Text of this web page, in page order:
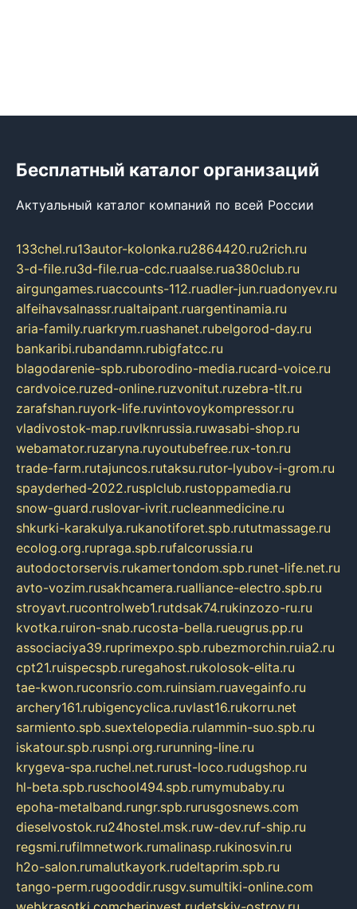
Бесплатный каталог организаций
Актуальный каталог компаний по всей России
133chel.ru13autor-kolonka.ru2864420.ru2rich.ru
3-d-file.ru3d-file.rua-cdc.ruaalse.rua380club.ru
airgungames.ruaccounts-112.ruadler-jun.ruadonyev.ru
alfeihavsalnassr.rualtaipant.ruargentinamia.ru
aria-family.ruarkrym.ruashanet.rubelgorod-day.ru
bankaribi.rubandamn.rubigfatcc.ru
blagodarenie-spb.ruborodino-media.rucard-voice.ru
cardvoice.ruzed-online.ruzvonitut.ruzebra-tlt.ru
zarafshan.ruyork-life.ruvintovoykompressor.ru
vladivostok-map.ruvlknrussia.ruwasabi-shop.ru
webamator.ruzaryna.ruyoutubefree.rux-ton.ru
trade-farm.rutajuncos.rutaksu.rutor-lyubov-i-grom.ru
spayderhed-2022.rusplclub.rustoppamedia.ru
snow-guard.ruslovar-ivrit.rucleanmedicine.ru
shkurki-karakulya.rukanotiforet.spb.rututmassage.ru
ecolog.org.rupraga.spb.rufalcorussia.ru
autodoctorservis.rukamertondom.spb.runet-life.net.ru
avto-vozim.rusakhcamera.rualliance-electro.spb.ru
stroyavt.rucontrolweb1.rutdsak74.rukinzozo-ru.ru
kvotka.ruiron-snab.rucosta-bella.rueugrus.pp.ru
associaciya39.ruprimexpo.spb.rubezmorchin.ruia2.ru
cpt21.ruispecspb.ruregahost.rukolosok-elita.ru
tae-kwon.ruconsrio.com.ruinsiam.ruavegainfo.ru
archery161.rubigencyclica.ruvlast16.rukorru.net
sarmiento.spb.suextelopedia.rulammin-suo.spb.ru
iskatour.spb.rusnpi.org.rurunning-line.ru
krygeva-spa.ruchel.net.rurust-loco.rudugshop.ru
hl-beta.spb.ruschool494.spb.rumymubaby.ru
epoha-metalband.rungr.spb.rurusgosnews.com
dieselvostok.ru24hostel.msk.ruw-dev.ruf-ship.ru
regsmi.rufilmnetwork.rumalinasp.rukinosvin.ru
h2o-salon.rumalutkayork.rudeltaprim.spb.ru
tango-perm.rugooddir.rusgv.sumultiki-online.com